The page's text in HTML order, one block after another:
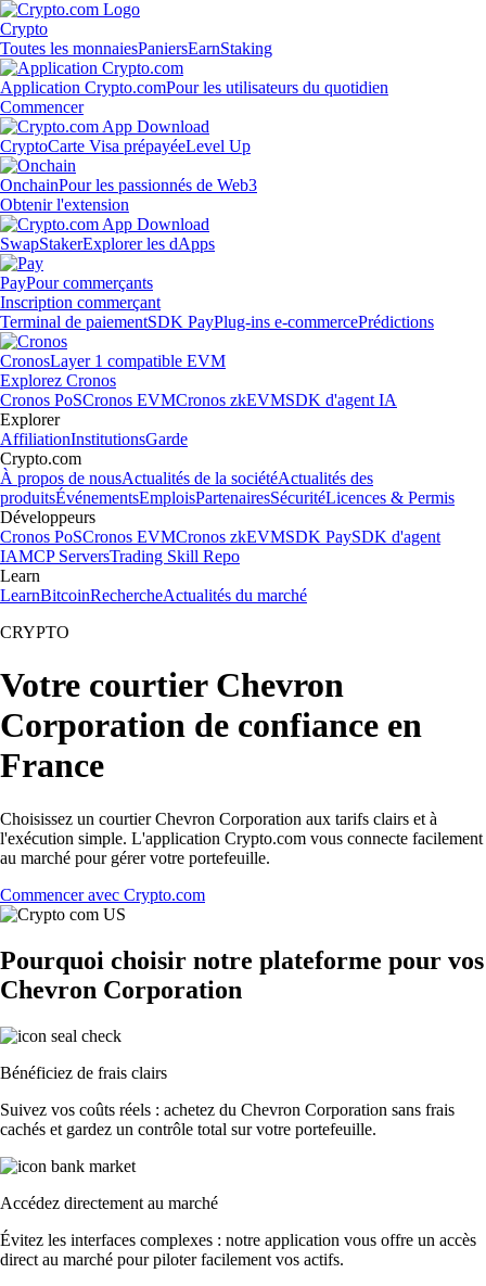
Crypto
Toutes les monnaiesPaniersEarnStaking
Application Crypto.comPour les utilisateurs du quotidien
Commencer
CryptoCarte Visa prépayéeLevel Up
OnchainPour les passionnés de Web3
Obtenir l'extension
SwapStakerExplorer les dApps
PayPour commerçants
Inscription commerçant
Terminal de paiementSDK PayPlug-ins e-commercePrédictions
CronosLayer 1 compatible EVM
Explorez Cronos
Cronos PoSCronos EVMCronos zkEVMSDK d'agent IA
Explorer
AffiliationInstitutionsGarde
Crypto.com
À propos de nousActualités de la sociétéActualités des
produitsÉvénementsEmploisPartenairesSécuritéLicences & Permis
Développeurs
Cronos PoSCronos EVMCronos zkEVMSDK PaySDK d'agent
IAMCP ServersTrading Skill Repo
Learn
LearnBitcoinRechercheActualités du marché
CRYPTO
Votre courtier Chevron
Corporation de confiance en
France
Choisissez un courtier Chevron Corporation aux tarifs clairs et à
l'exécution simple. L'application Crypto.com vous connecte facilement
au marché pour gérer votre portefeuille.
Commencer avec Crypto.com
Pourquoi choisir notre plateforme pour vos
Chevron Corporation
Bénéficiez de frais clairs
Suivez vos coûts réels : achetez du Chevron Corporation sans frais
cachés et gardez un contrôle total sur votre portefeuille.
Accédez directement au marché
Évitez les interfaces complexes : notre application vous offre un accès
direct au marché pour piloter facilement vos actifs.